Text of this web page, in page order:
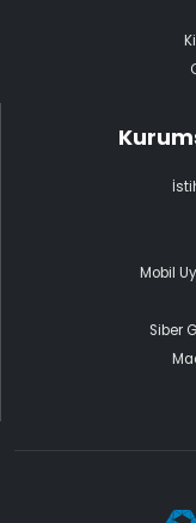
Mobil
Siber